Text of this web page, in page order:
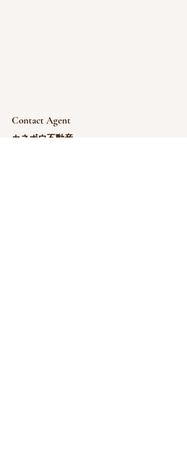
Contact Agent
カネボウ不動産